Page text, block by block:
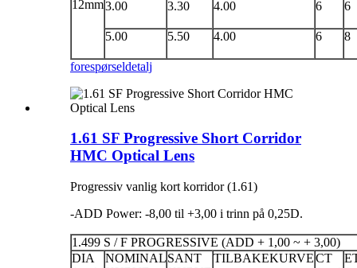
12mm3.00 3.30 4.00 6 6
5.00 5.50 4.00 6 8
forespørseldetalj
1.61 SF Progressive Short Corridor
HMC Optical Lens
Progressiv vanlig kort korridor (1.61)
-ADD Power: -8,00 til +3,00 i trinn på 0,25D.
1.499 S / F PROGRESSIVE (ADD + 1,00 ~ + 3,00)
DIA
NOMINALSANT
TILBAKEKURVECT